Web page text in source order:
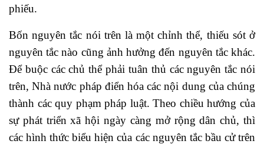
phiếu.
Bốn nguyên tắc nói trên là một chỉnh thể, thiếu sót ở
nguyên tắc nào cũng ảnh hưởng đến nguyên tắc khác.
Để buộc các chủ thể phải tuân thủ các nguyên tắc nói
trên, Nhà nước pháp điển hóa các nội dung của chúng
thành các quy phạm pháp luật. Theo chiều hướng của
sự phát triển xã hội ngày càng mở rộng dân chủ, thì
các hình thức biểu hiện của các nguyên tắc bầu cử trên